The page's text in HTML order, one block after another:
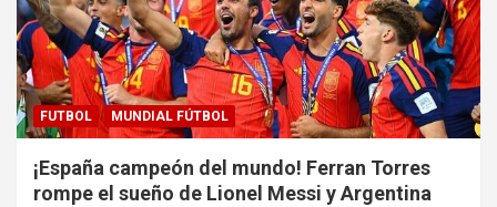
FUTBOL MUNDIAL FÚTBOL
¡España campeón del mundo! Ferran Torres
rompe el sueño de Lionel Messi y Argentina